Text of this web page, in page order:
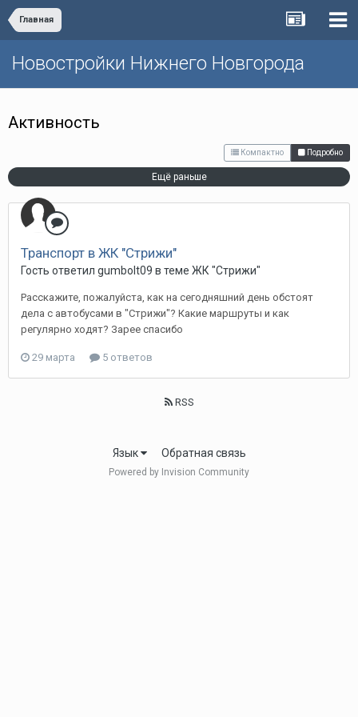
Главная
Новостройки Нижнего Новгорода
Активность
Компактно Подробно
Ещё раньше
Транспорт в ЖК "Стрижи"
Гость ответил gumbolt09 в теме ЖК "Стрижи"
Расскажите, пожалуйста, как на сегодняшний день обстоят
дела с автобусами в "Стрижи"? Какие маршруты и как
регулярно ходят? Зарее спасибо
29 марта 5 ответов
RSS
Язык Обратная связь
Powered by Invision Community